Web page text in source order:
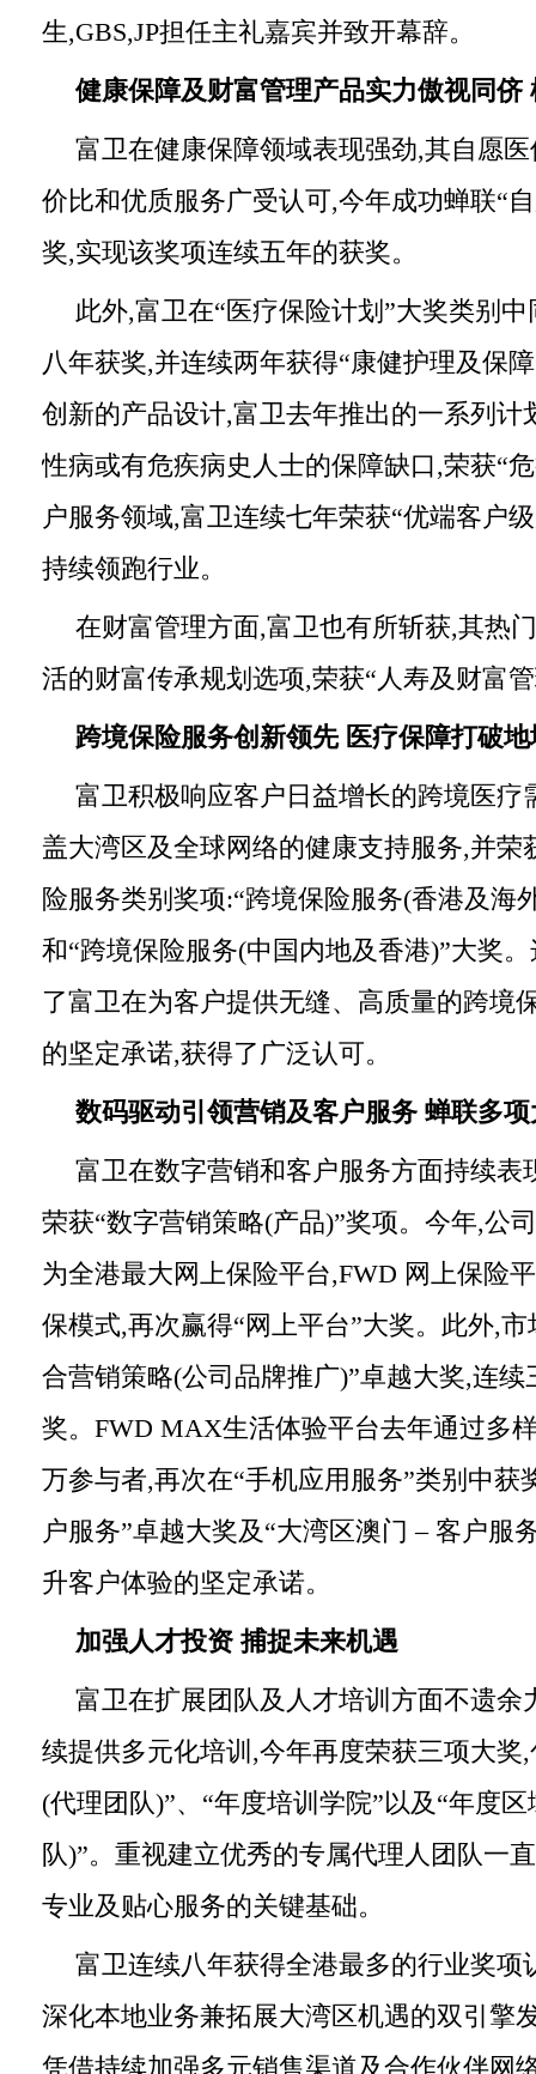
生,GBS,JP担任主礼嘉宾并致开幕辞。
健康保障及财富管理产品实力傲视同侪
富卫在健康保障领域表现强劲,其自愿
价比和优质服务广受认可,今年成功蝉联“
奖,实现该奖项连续五年的获奖。
此外,富卫在“医疗保险计划”大奖类别
八年获奖,并连续两年获得“康健护理及保
创新的产品设计,富卫去年推出的一系列计
性病或有危疾病史人士的保障缺口,荣获“
户服务领域,富卫连续七年荣获“优端客户
持续领跑行业。
在财富管理方面,富卫也有所斩获,其热
活的财富传承规划选项,荣获“人寿及财富
跨境保险服务创新领先 医疗保障打破
富卫积极响应客户日益增长的跨境医疗
盖大湾区及全球网络的健康支持服务,并荣
险服务类别奖项:“跨境保险服务(香港及海
和“跨境保险服务(中国内地及香港)”大奖
了富卫在为客户提供无缝、高质量的跨境
的坚定承诺,获得了广泛认可。
数码驱动引领营销及客户服务 蝉联多项
富卫在数字营销和客户服务方面持续表
荣获“数字营销策略(产品)”奖项。今年,公
为全港最大网上保险平台,FWD 网上保险
保模式,再次赢得“网上平台”大奖。此外,
合营销策略(公司品牌推广)”卓越大奖,连续
奖。FWD MAX生活体验平台去年通过多
万参与者,再次在“手机应用服务”类别中获
户服务”卓越大奖及“大湾区澳门 – 客户服
升客户体验的坚定承诺。
加强人才投资 捕捉未来机遇
富卫在扩展团队及人才培训方面不遗余
续提供多元化培训,今年再度荣获三项大奖
(代理团队)”、“年度培训学院”以及“年度
队)”。重视建立优秀的专属代理人团队一
专业及贴心服务的关键基础。
富卫连续八年获得全港最多的行业奖项
深化本地业务兼拓展大湾区机遇的双引擎
凭借持续加强多元销售渠道及合作伙伴网